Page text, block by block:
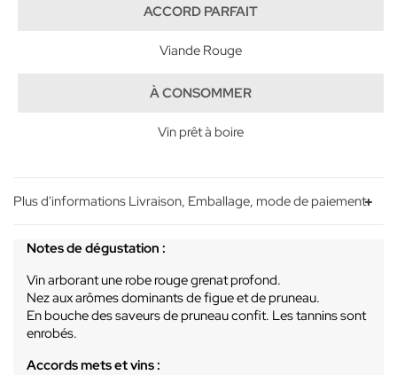
ACCORD PARFAIT
Viande Rouge
À CONSOMMER
Vin prêt à boire
Plus d'informations Livraison, Emballage, mode de paiement
Notes de dégustation :
Vin arborant une robe rouge grenat profond.
Nez aux arômes dominants de figue et de pruneau.
En bouche des saveurs de pruneau confit. Les tannins sont
enrobés.
Accords mets et vins :